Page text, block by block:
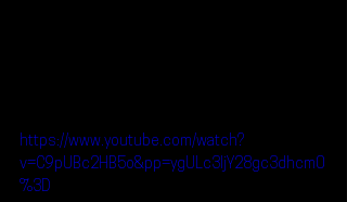
https://www.youtube.com/watch?
v=C9pUBc2HB5o&pp=ygULc3ljY28gc3dhcm0
%3D